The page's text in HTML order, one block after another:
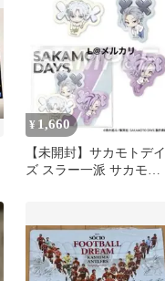
¥ 1,660
【未開封】サカモトデイ
ズ ︎スラー一派 ︎サカモト